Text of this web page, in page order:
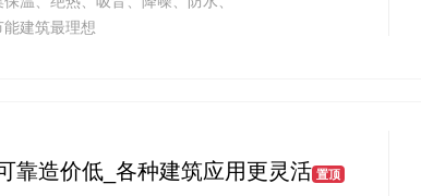
建筑最理想
靠造价低_各种建筑应用更灵活 置顶